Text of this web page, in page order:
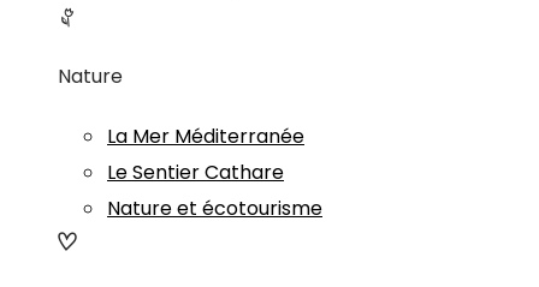
Nature
La Mer Méditerranée
Le Sentier Cathare
Nature et écotourisme